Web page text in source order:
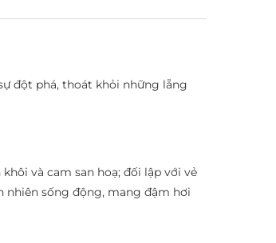
đột phá, thoát khỏi những lẵng
và cam san hoạ; đối lập với vẻ
nhiên sống động, mang đậm hơi